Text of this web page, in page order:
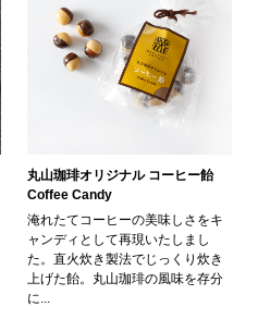
丸山珈琲オリジナル コーヒー飴
Coffee Candy
淹れたてコーヒーの美味しさをキ
ャンディとして再現いたしまし
た。直火炊き製法でじっくり炊き
上げた飴。丸山珈琲の風味を存分
に...